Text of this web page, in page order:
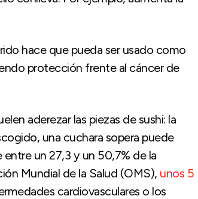
hace que pueda ser usado como
protección frente al cáncer de
aderezar las piezas de sushi: la
una cuchara sopera puede
un 27,3 y un 50,7% de la
Mundial de la Salud (OMS), unos 5
cardiovasculares o los